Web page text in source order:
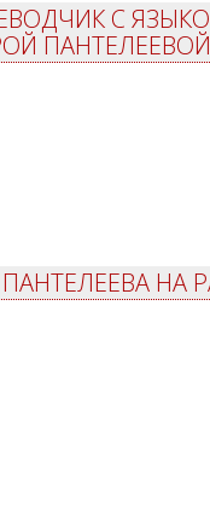
С
ПАНТЕЛЕЕВОЙ
ПАНТЕЛЕЕВА